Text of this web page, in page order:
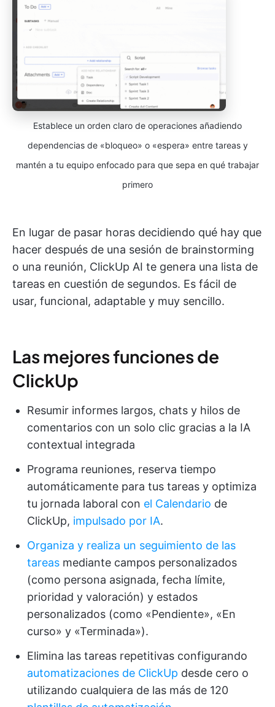
Establece un orden claro de operaciones añadiendo
dependencias de «bloqueo» o «espera» entre tareas y
mantén a tu equipo enfocado para que sepa en qué trabajar
primero
En lugar de pasar horas decidiendo qué hay que
hacer después de una sesión de brainstorming
o una reunión, ClickUp AI te genera una lista de
tareas en cuestión de segundos. Es fácil de
usar, funcional, adaptable y muy sencillo.
Las mejores funciones de
ClickUp
Resumir informes largos, chats y hilos de
comentarios con un solo clic gracias a la IA
contextual integrada
Programa reuniones, reserva tiempo
automáticamente para tus tareas y optimiza
tu jornada laboral con el Calendario de
ClickUp, impulsado por IA.
Organiza y realiza un seguimiento de las
tareas mediante campos personalizados
(como persona asignada, fecha límite,
prioridad y valoración) y estados
personalizados (como «Pendiente», «En
curso» y «Terminada»).
Elimina las tareas repetitivas configurando
automatizaciones de ClickUp desde cero o
utilizando cualquiera de las más de 120